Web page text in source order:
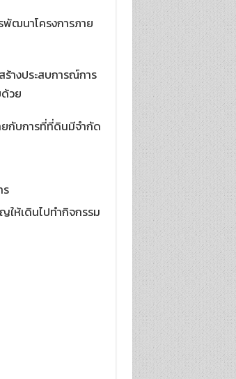
พัฒนาโครงการภาย
างประสบการณ์การ
วย
ยกับการที่ที่ดินมีจำกัด
ให้เดินไปทำกิจกรรม